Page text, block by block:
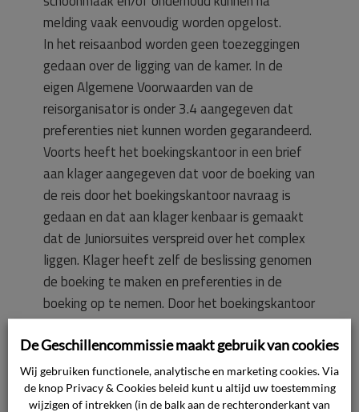
melding vaak eenvoudig worden opgelost.
In het reisaanbod worden geen toezeggingen
gedaan over de ligging van de kamer. In de
eigen Algemene Voorwaarden van de
reisorganisator is onder 3.4 aangegeven dat
preferenties niet kunnen worden gegarandeerd.
Voorts heeft het boekingskantoor in een brief
aan klager aangegeven dat voor de boeking van
de reis door het boekingskantoor navraag is
gedaan en dat aan klager kenbaar is gemaakt
dat de Juniorsuites verspreid over het complex
liggen. Klager heeft zelf de beslissing genomen
de boeking te maken en preferenties in de
boeking op te nemen. Door het boekingskantoor
is duidelijk aangegeven dat een voorkeur niet
gegarandeerd kan worden. Op de
boekingsbevestiging is vermeld dat een
preferentie geen garantie is.
De Geschillencommissie maakt gebruik van cookies
Wij gebruiken functionele, analytische en marketing cookies. Via
de knop Privacy & Cookies beleid kunt u altijd uw toestemming
wijzigen of intrekken (in de balk aan de rechteronderkant van